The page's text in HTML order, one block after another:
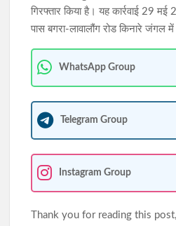
गिरफ्तार किया है। यह कार्रवाई 29
पास बगरा-लावालौंग रोड किनारे जंगल
WhatsApp Group
Telegram Group
Instagram Group
Thank you for reading this